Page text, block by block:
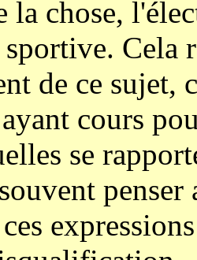
la chose,
Cela
de ce sujet,
cours
se
penser